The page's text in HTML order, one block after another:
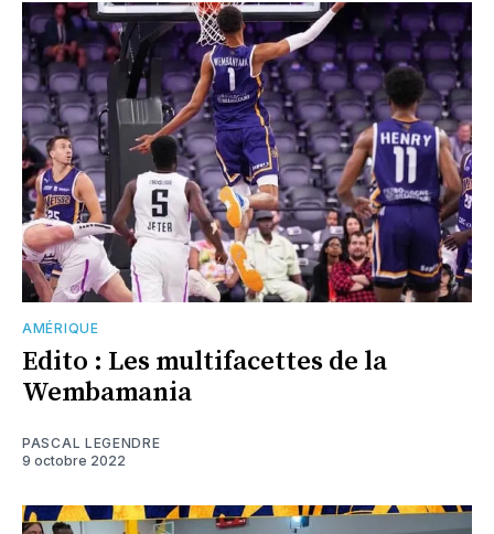
AMÉRIQUE
Edito : Les multifacettes de la
Wembamania
PASCAL LEGENDRE
9 octobre 2022